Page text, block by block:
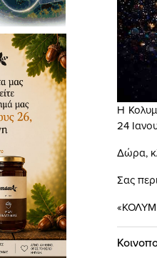
Η
24
Δώρα,
Σας